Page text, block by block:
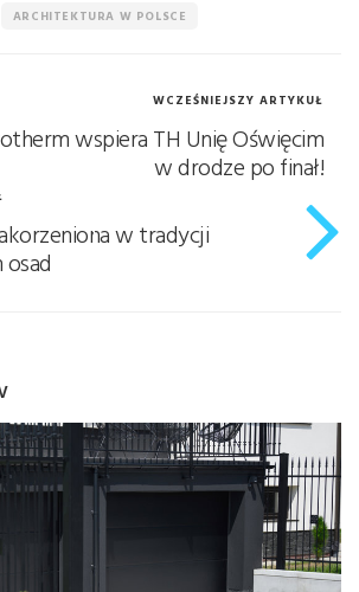
ARCHITEKTURA W POLSCE
WCZEŚNIEJSZY ARTYKUŁ
wspiera TH Unię Oświęcim
w drodze po finał!
w tradycji